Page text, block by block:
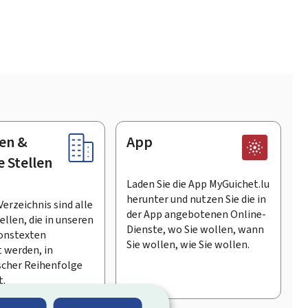
&
Stellen
sind alle
die in unseren
in
Reihenfolge
App
Laden Sie die App MyGuichet.lu
herunter und nutzen Sie die in
der App angebotenen Online-
Dienste, wo Sie wollen, wann
Sie wollen, wie Sie wollen.